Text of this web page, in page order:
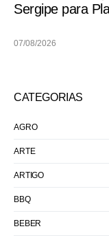
Sergipe para
07/08/2026
CATEGORIAS
AGRO
ARTE
ARTIGO
BBQ
BEBER